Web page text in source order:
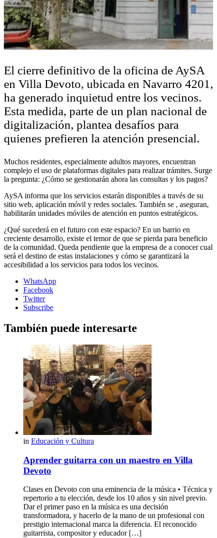
El cierre definitivo de la oficina de AySA
en Villa Devoto, ubicada en Navarro 4201,
ha generado inquietud entre los vecinos.
Esta medida, parte de un plan nacional de
digitalización, plantea desafíos para
quienes prefieren la atención presencial.
Muchos residentes, especialmente adultos mayores, encuentran
complejo el uso de plataformas digitales para realizar trámites. Surge
la pregunta: ¿Cómo se gestionarán ahora las consultas y los pagos?
AySA informa que los servicios estarán disponibles a través de su
sitio web, aplicación móvil y redes sociales. También se , aseguran,
habilitarán unidades móviles de atención en puntos estratégicos.
¿Qué sucederá en el futuro con este espacio? En un barrio en
creciente desarrollo, existe el temor de que se pierda para beneficio
de la comunidad. Queda pendiente que la empresa de a conocer cual
será el destino de estas instalaciones y cómo se garantizará la
accesibilidad a los servicios para todos los vecinos.
WhatsApp
Facebook
Twitter
Subscribe
También puede interesarte
in Educación y Cultura
Aprender guitarra con un maestro en Villa
Devoto
Clases en Devoto con una eminencia de la música • Técnica y
repertorio a tu elección, desde los 10 años y sin nivel previo.
Dar el primer paso en la música es una decisión
transformadora, y hacerlo de la mano de un profesional con
prestigio internacional marca la diferencia. El reconocido
guitarrista, compositor y educador […]